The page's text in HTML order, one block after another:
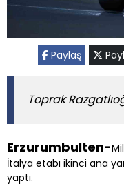
Paylaş
Toprak
Erzurumbulten-
İtalya etabı ikinci ana
yaptı.